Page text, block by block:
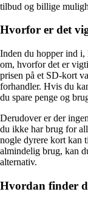
tilbud og billige
Hvorfor er det
Inden du hopper ind i,
om, hvorfor det er
prisen på et SD-kort
forhandler. Hvis du
du spare penge og
Derudover er der
du ikke har brug for
nogle dyrere kort kan
almindelig brug, kan
alternativ.
Hvordan finder